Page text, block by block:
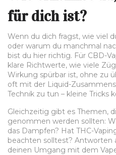
für dich ist?
Wenn du dich fragst, wie viel
oder warum du manchmal
bist du hier richtig. Für CBD-
klare Richtwerte, wie viele
Wirkung spürbar ist, ohne zu
oft mit der Liquid-
Technik zu tun – kleine Tricks
Gleichzeitig gibt es Themen,
genommen werden sollten:
das Dampfen? Hat THC-
beachten solltest? Antworten
deinen Umgang mit dem